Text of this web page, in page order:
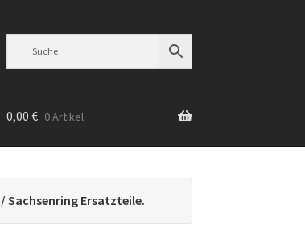
0,00 € 0 Artikel
Sachsenring Ersatzteile.